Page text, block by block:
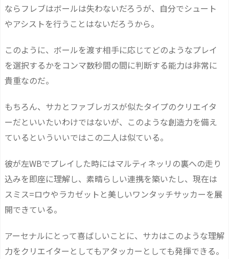
ならフレブはボールは失わないだろうが、自分でシュート
やアシストを行うことはないだろうから。
このように、ボールを渡す相手に応じてどのようなプレイ
を選択するかをコンマ数秒間の間に判断する能力は非常に
貴重なのだ。
もちろん、サカとファブレガスが似たタイプのクリエイタ
ーだといいたいわけではないが、このような創造力を備え
ているといういいではこの二人は似ている。
彼が左WBでプレイした時にはマルティネッリの裏への走り
込みを即座に理解し、素晴らしい連携を築いたし、現在は
スミス=ロウやラカゼットと美しいワンタッチサッカーを展
開できている。
アーセナルにとって喜ばしいことに、サカはこのような理解
力をクリエイターとしてもアタッカーとしても発揮できる。